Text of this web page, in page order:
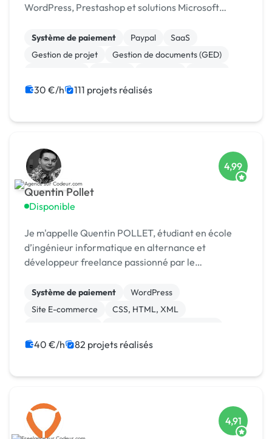
WordPress, Prestashop et solutions Microsoft
Système de paiement Paypal
SaaS
Gestion de projet
Gestion de documents (GED)
React
30 €/h 111 projets réalisés
Quentin Pollet
Disponible
4,99
Je m'appelle Quentin POLLET, étudiant en école
d’ingénieur informatique en alternance et
développeur freelance passionné par le
technologies.
Système de paiement
WordPress
Site E-commerce
CSS, HTML, XML
Site clé en main
Maintenance
40 €/h 82 projets réalisés
4,91